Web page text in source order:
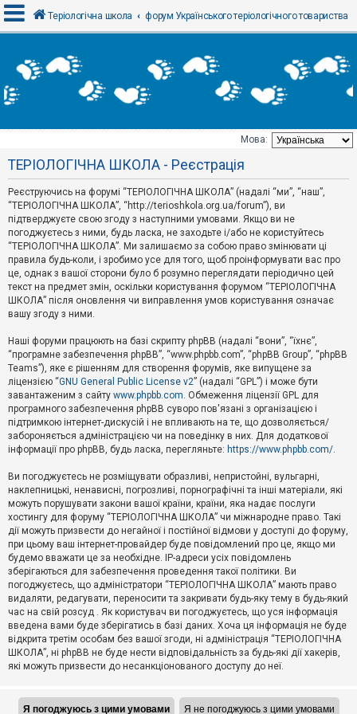
х
і
Т
е
м
и
б
е
з
в
і
д
п
о
в
і
д
й
А
к
т
и
в
н
і
м
и
П
о
ш
у
Д
о
п
о
м
Теріологічна школа форум Українського теріологічного товариства
Мова:
ТЕРІОЛОГІЧНА ШКОЛА - Реєстрація
Реєструючись на форумі “ТЕРІОЛОГІЧНА ШКОЛА” (надалі “ми”, “наш”,
“ТЕРІОЛОГІЧНА ШКОЛА”, “http://terioshkola.org.ua/forum”), ви
підтверджуєте свою згоду з наступними умовами. Якщо ви не
погоджуєтесь з ними, будь ласка, не заходьте і/або не користуйтесь
“ТЕРІОЛОГІЧНА ШКОЛА”. Ми залишаємо за собою право змінювати ці
правила будь-коли, і зробимо усе для того, щоб проінформувати вас про
це, однак з вашої сторони було б розумно переглядати періодично цей
текст на предмет змін, оскільки користування форумом “ТЕРІОЛОГІЧНА
ШКОЛА” після оновлення чи виправлення умов користування означає
вашу згоду з ними.
Наші форуми працюють на базі скрипту phpBB (надалі “вони”, “їхнє”,
“програмне забезпечення phpBB”, “www.phpbb.com”, “phpBB Group”, “phpBB
Teams”), яке є рішенням для створення форумів, яке випущене за
ліцензією “GNU General Public License v2” (надалі “GPL”) і може бути
завантаженим з сайту www.phpbb.com. Обмеження ліцензії GPL для
програмного забезпечення phpBB суворо пов'язані з організацією і
підтримкою інтернет-дискусій і не впливають на те, що дозволяється/
забороняється адміністрацією чи на поведінку в них. Для додаткової
інформації про phpBB, будь ласка, перегляньте: https://www.phpbb.com/.
Ви погоджуєтесь не розміщувати образливі, непристойні, вульгарні,
наклепницькі, ненависні, погрозливі, порнографічні та інші матеріали, які
можуть порушувати закони вашої країни, країни, яка надає послуги
хостингу для форуму “ТЕРІОЛОГІЧНА ШКОЛА” чи міжнародне право. Такі
дії можуть призвести до негайної і постійної відмови у доступі до форуму,
при цьому ваш інтернет-провайдер буде повідомлений про це, якщо ми
будемо вважати це за необхідне. IP-адреси усіх повідомлень
зберігаються для забезпечення проведення такої політики. Ви
погоджуєтесь, що адміністратори “ТЕРІОЛОГІЧНА ШКОЛА” мають право
видаляти, редагувати, переносити та закривати будь-яку тему в будь-який
час на свій розсуд . Як користувач ви погоджуєтесь, що уся інформація
введена вами буде зберігатись в базі даних. Хоча ця інформація не буде
відкрита третім особам без вашої згоди, ні адміністрація “ТЕРІОЛОГІЧНА
ШКОЛА”, ні phpBB не буде нести відповідальність за будь-які дії хакерів,
які можуть призвести до несанкціонованого доступу до неї.